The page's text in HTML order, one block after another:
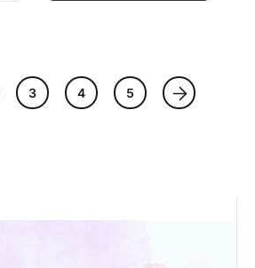
3 4 5